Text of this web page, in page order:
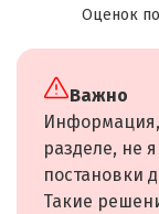
Оценок
Важно
разделе, не
постановки
Такие